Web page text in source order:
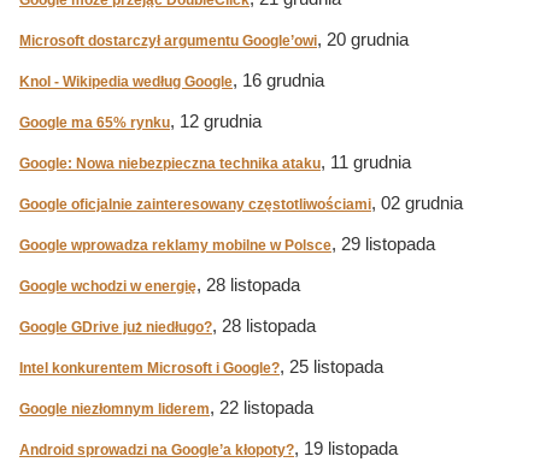
Microsoft dostarczył argumentu Google’owi, 20 grudnia
Knol - Wikipedia według Google, 16 grudnia
Google ma 65% rynku, 12 grudnia
Google: Nowa niebezpieczna technika ataku, 11 grudnia
Google oficjalnie zainteresowany częstotliwościami, 02 grudnia
Google wprowadza reklamy mobilne w Polsce, 29 listopada
Google wchodzi w energię, 28 listopada
Google GDrive już niedługo?, 28 listopada
Intel konkurentem Microsoft i Google?, 25 listopada
Google niezłomnym liderem, 22 listopada
Android sprowadzi na Google’a kłopoty?, 19 listopada